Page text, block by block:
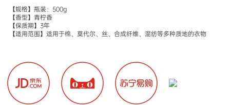
【规格】瓶装：500g
【香型】青柠香
【保质期】3年
【适用范围】适用于棉、莫代尔、丝、合成纤维、混纺等多种质地的衣物